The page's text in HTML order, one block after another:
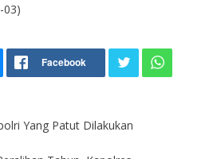
03)
Yang Patut Dilakukan